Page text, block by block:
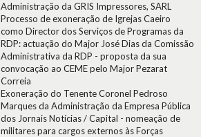
Administração da GRIS Impressores, SARL
Processo de exoneração de Igrejas Caeiro
como Director dos Serviços de Programas da
RDP: actuação do Major José Dias da Comissão
Administrativa da RDP - proposta da sua
convocação ao CEME pelo Major Pezarat
Correia
Exoneração do Tenente Coronel Pedroso
Marques da Administração da Empresa Pública
dos Jornais Notícias / Capital - nomeação de
militares para cargos externos às Forças